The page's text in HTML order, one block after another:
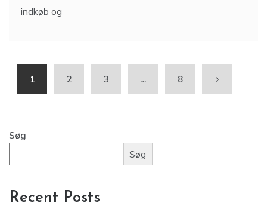
indkøb og
1 2 3 … 8
Søg
Søg
Recent Posts